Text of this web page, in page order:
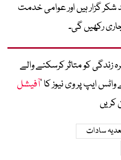
گزار ہیں اور عوامی خدمت
رکھیں گی۔
زندگی کو متاثر کرسکنے والے
ایپ پر وی نیوز کا ’آفیشل
کریں
سادات